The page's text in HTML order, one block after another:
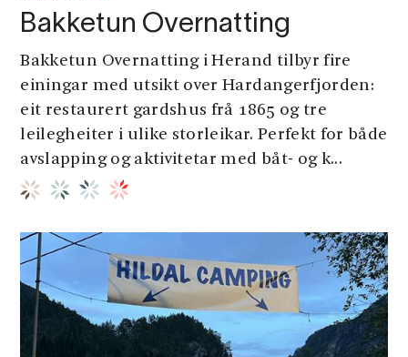
Bakketun Overnatting
Bakketun Overnatting i Herand tilbyr fire
einingar med utsikt over Hardangerfjorden:
eit restaurert gardshus frå 1865 og tre
leilegheiter i ulike storleikar. Perfekt for både
avslapping og aktivitetar med båt- og k...